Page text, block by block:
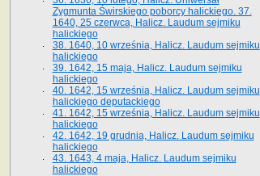
Zygmunta Świrskiego poborcy halickiego. 37.
1640, 25 czerwca, Halicz. Laudum sejmiku
halickiego
38. 1640, 10 września, Halicz. Laudum sejmiku
halickiego
39. 1642, 15 maja, Halicz. Laudum sejmiku
halickiego
40. 1642, 15 września, Halicz. Laudum sejmiku
halickiego deputackiego
41. 1642, 15 września, Halicz. Laudum sejmiku
halickiego
42. 1642, 19 grudnia, Halicz. Laudum sejmiku
halickiego
43. 1643, 4 maja, Halicz. Laudum sejmiku
halickiego